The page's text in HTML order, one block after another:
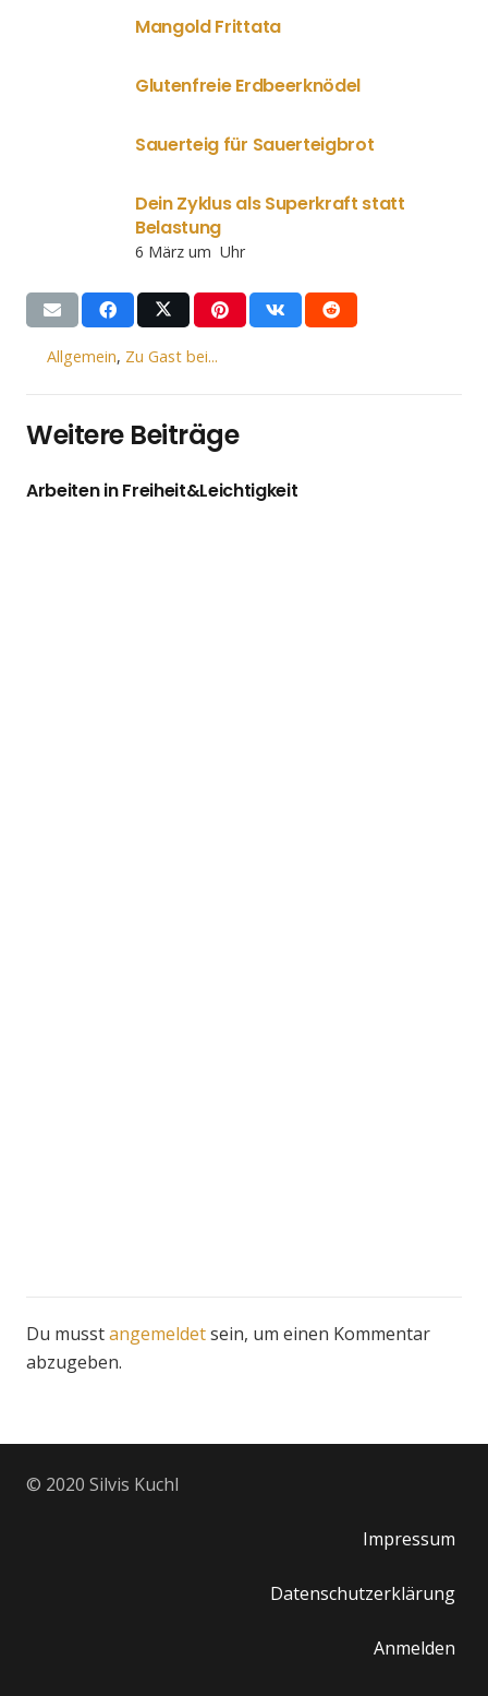
Mangold Frittata
Glutenfreie Erdbeerknödel
Sauerteig für Sauerteigbrot
Dein Zyklus als Superkraft statt
Belastung
6 März um Uhr
Allgemein, Zu Gast bei...
Weitere Beiträge
Arbeiten in Freiheit&Leichtigkeit
Du musstangemeldetsein, um einen Kommentar
abzugeben.
© 2020 Silvis Kuchl
Impressum
Datenschutzerklärung
Anmelden